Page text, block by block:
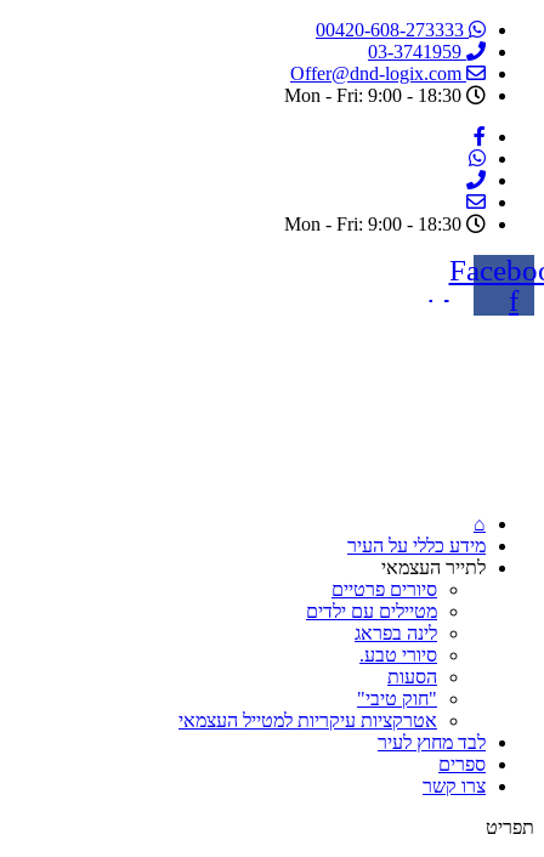
לתוכן
00420-608-273333
03-3741959
Offer@dnd-logix.com
Mon - Fri: 9:00 - 18:30
Mon - Fri: 9:00 - 18:30
f
⌂
מידע כללי על העיר
לתייר העצמאי
סיורים פרטיים
מטיילים עם ילדים
לינה בפראג
סיורי טבע.
הסעות
"חוק טיבי"
אטרקציות עיקריות למטייל העצמאי
לבד מחוץ לעיר
ספרים
צרו קשר
תפריט